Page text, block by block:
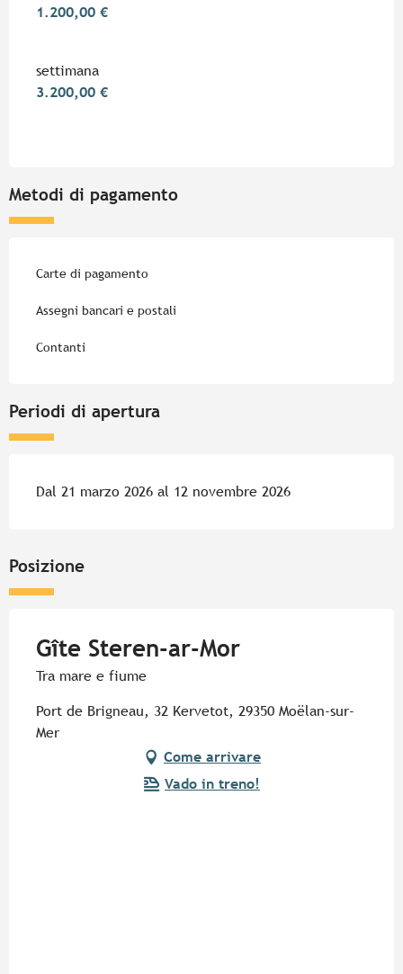
1.200,00 €
settimana
3.200,00 €
Metodi di pagamento
Carte di pagamento
Assegni bancari e postali
Contanti
Periodi di apertura
Dal 21 marzo 2026 al 12 novembre 2026
Posizione
Gîte Steren-ar-Mor
Tra mare e fiume
Port de Brigneau, 32 Kervetot, 29350 Moëlan-sur-
Mer
Come arrivare
Vado in treno!